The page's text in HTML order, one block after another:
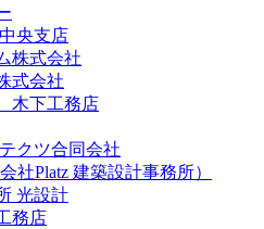
央支店
株式会社
式会社
木下工務店
クツ合同会社
社Platz 建築設計事務所）
光設計
務店